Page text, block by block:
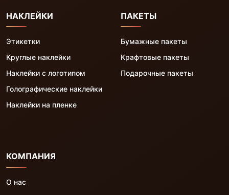
НАКЛЕЙКИ
Этикетки
Круглые наклейки
Наклейки с логотипом
Голографические наклейки
Наклейки на пленке
ПАКЕТЫ
Бумажные пакеты
Крафтовые пакеты
Подарочные пакеты
КОМПАНИЯ
О нас